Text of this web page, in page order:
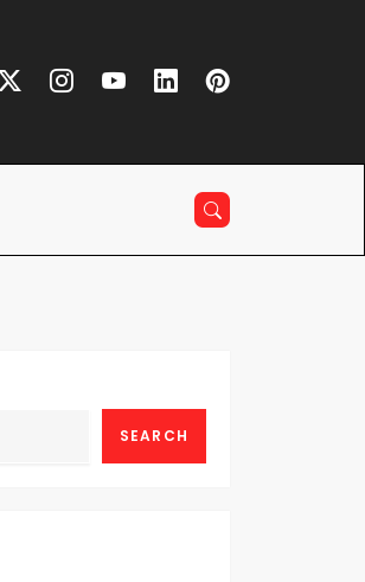
SEARCH